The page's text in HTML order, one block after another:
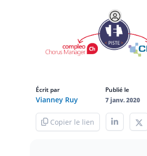
Écrit par
Vianney Ruy
Publié le
7 janv. 2020
Copier le lien